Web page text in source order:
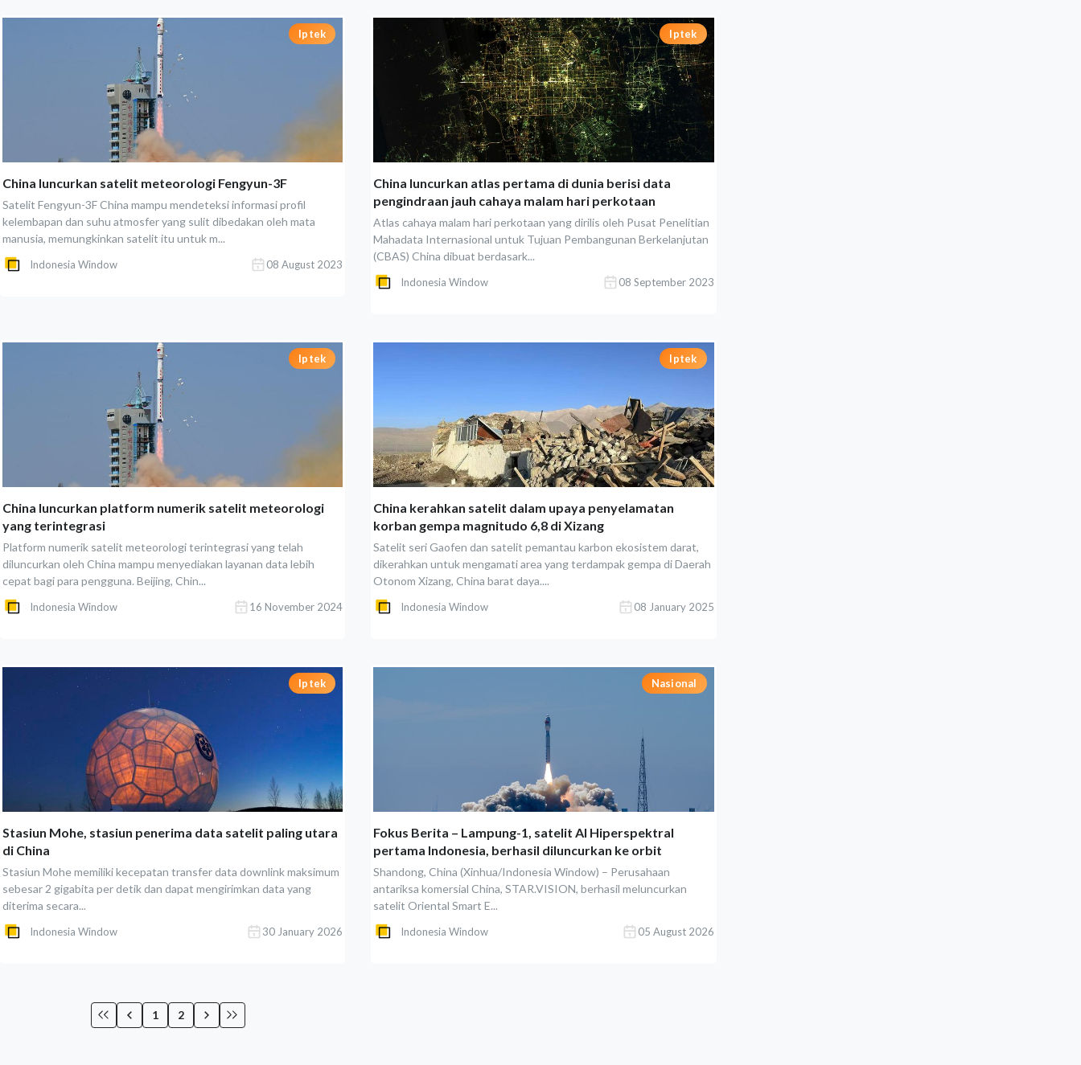
Iptek
China luncurkan satelit meteorologi Fengyun-3F
Satelit Fengyun-3F China mampu mendeteksi informasi profil
kelembapan dan suhu atmosfer yang sulit dibedakan oleh mata
manusia, memungkinkan satelit itu untuk m...
Indonesia Window 08 August 2023
Iptek
China luncurkan atlas pertama di dunia berisi data
pengindraan jauh cahaya malam hari perkotaan
Atlas cahaya malam hari perkotaan yang dirilis oleh Pusat Penelitian
Mahadata Internasional untuk Tujuan Pembangunan Berkelanjutan
(CBAS) China dibuat berdasark...
Indonesia Window 08 September 2023
Iptek
China luncurkan platform numerik satelit meteorologi
yang terintegrasi
Platform numerik satelit meteorologi terintegrasi yang telah
diluncurkan oleh China mampu menyediakan layanan data lebih
cepat bagi para pengguna. Beijing, Chin...
Indonesia Window 16 November 2024
Iptek
China kerahkan satelit dalam upaya penyelamatan
korban gempa magnitudo 6,8 di Xizang
Satelit seri Gaofen dan satelit pemantau karbon ekosistem darat,
dikerahkan untuk mengamati area yang terdampak gempa di Daerah
Otonom Xizang, China barat daya....
Indonesia Window 08 January 2025
Iptek
Stasiun Mohe, stasiun penerima data satelit paling utara
di China
Stasiun Mohe memiliki kecepatan transfer data downlink maksimum
sebesar 2 gigabita per detik dan dapat mengirimkan data yang
diterima secara...
Indonesia Window 30 January 2026
Nasional
Fokus Berita – Lampung-1, satelit AI Hiperspektral
pertama Indonesia, berhasil diluncurkan ke orbit
Shandong, China (Xinhua/Indonesia Window) – Perusahaan
antariksa komersial China, STAR.VISION, berhasil meluncurkan
satelit Oriental Smart E...
Indonesia Window 05 August 2026
1 2